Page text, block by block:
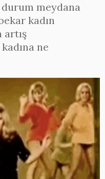
meydana
kadın
artış
ne